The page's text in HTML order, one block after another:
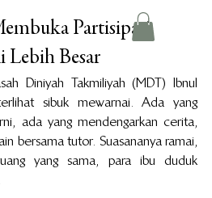
Partisipasi
Lebih Besar
Diniyah Takmiliyah (MDT) Ibnul
sibuk mewarnai. Ada yang
ada yang mendengarkan cerita,
bersama tutor. Suasananya ramai,
yang sama, para ibu duduk